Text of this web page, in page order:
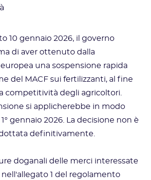
10 gennaio 2026, il governo
di aver ottenuto dalla
una sospensione rapida
del MACF sui fertilizzanti, al fine
competitività degli agricoltori.
si applicherebbe in modo
gennaio 2026. La decisione non è
definitivamente.
doganali delle merci interessate
1 del regolamento